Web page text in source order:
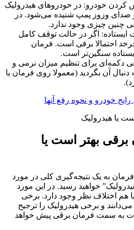
خودرو: در خودروهای هیدرولیک
صدای وزوز پمپ شنیده می‌شود. در
چنین چیزی وجود ندارد.
اگر در حالت توقف کامل
احتمالا برقی است. فرمان
سنگین‌تر است.
دکمه‌ای برای تنظیم میزان نرمی و
آن بگردید (معمولا روی فرمان یا
برقی بهتر است یا
فرمان به‌ یک نتیجه‌گیری کلی در مورد
خواهید رسید. در این مورد
هم اختلاف نظر وجود دارد. برخی
و برخی هیدرولیک را ترجیح
به سمت فرمان برقی پیش خواهد